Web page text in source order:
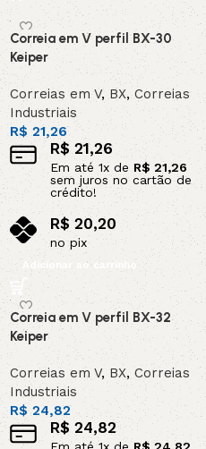
Correia em V perfil BX-30
Keiper
Correias em V, BX,Correias
Industriais
R$ 21,26
R$21,26
Em até 1x de R$ 21,26
sem juros no cartão de
crédito!
R$20,20
no pix
Adicionar ao carrinho
Correia em V perfil BX-32
Keiper
Correias em V, BX, Correias
Industriais
R$24,82
R$ 24,82